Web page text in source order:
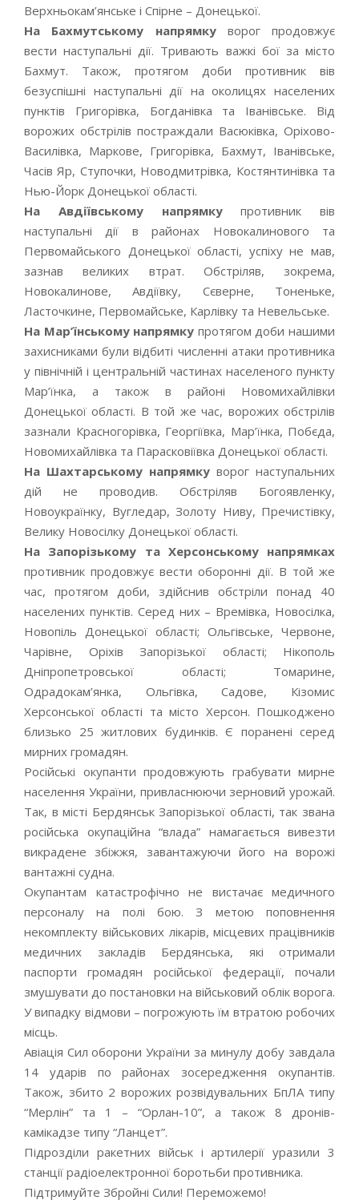
Верхньокам’янське і Спірне – Донецької.
На Бахмутському напрямкуворог продовжує
вести наступальні дії. Тривають важкі бої за місто
Бахмут. Також, протягом доби противник вів
безуспішні наступальні дії на околицях населених
пунктів Григорівка, Богданівка та Іванівське. Від
ворожих обстрілів постраждали Васюківка, Оріхово-
Василівка, Маркове, Григорівка, Бахмут, Іванівське,
Часів Яр, Ступочки, Новодмитрівка, Костянтинівка та
Нью-Йорк Донецької області.
На Авдіївському напрямкупротивник вів
наступальні дії в районах Новокалинового та
Первомайського Донецької області, успіху не мав,
зазнав великих втрат. Обстріляв, зокрема,
Новокалинове, Авдіївку, Сєверне, Тоненьке,
Ласточкине, Первомайське, Карлівку та Невельське.
На Мар’їнському напрямку протягом доби нашими
захисниками були відбиті численні атаки противника
у північній і центральній частинах населеного пункту
Мар’їнка, а також в районі Новомихайлівки
Донецької області. В той же час, ворожих обстрілів
зазнали Красногорівка, Георгіївка, Мар’їнка, Побєда,
Новомихайлівка та Парасковіївка Донецької області.
На Шахтарському напрямку ворог наступальних
дій не проводив. Обстріляв Богоявленку,
Новоукраїнку, Вугледар, Золоту Ниву, Пречистівку,
Велику Новосілку Донецької області.
На Запорізькому та Херсонському напрямках
противник продовжує вести оборонні дії. В той же
час, протягом доби, здійснив обстріли понад 40
населених пунктів. Серед них – Времівка, Новосілка,
Новопіль Донецької області; Ольгівське, Червоне,
Чарівне, Оріхів Запорізької області; Нікополь
Дніпропетровської області; Томарине,
Одрадокам’янка, Ольгівка, Садове, Кізомис
Херсонської області та місто Херсон. Пошкоджено
близько 25 житлових будинків. Є поранені серед
мирних громадян.
Російські окупанти продовжують грабувати мирне
населення України, привласнюючи зерновий урожай.
Так, в місті Бердянськ Запорізької області, так звана
російська окупаційна “влада” намагається вивезти
викрадене збіжжя, завантажуючи його на ворожі
вантажні судна.
Окупантам катастрофічно не вистачає медичного
персоналу на полі бою. З метою поповнення
некомплекту військових лікарів, місцевих працівників
медичних закладів Бердянська, які отримали
паспорти громадян російської федерації, почали
змушувати до постановки на військовий облік ворога.
У випадку відмови – погрожують їм втратою робочих
місць.
Авіація Сил оборони України за минулу добу завдала
14 ударів по районах зосередження окупантів.
Також, збито 2 ворожих розвідувальних БпЛА типу
“Мерлін” та 1 – “Орлан-10”, а також 8 дронів-
камікадзе типу “Ланцет”.
Підрозділи ракетних військ і артилерії уразили 3
станції радіоелектронної боротьби противника.
Підтримуйте Збройні Сили! Переможемо!